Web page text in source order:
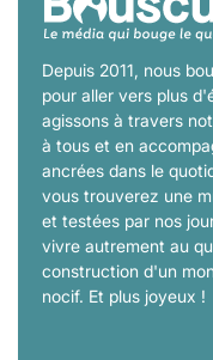
Depuis 2011, nous
pour aller vers plus
agissons à travers
à tous et en
ancrées dans le
vous trouverez une
et testées par nos
vivre autrement au
construction d'un
nocif. Et plus joyeux !